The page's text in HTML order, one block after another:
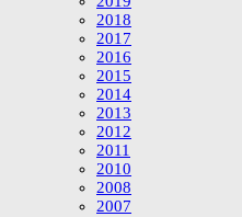
2018
2017
2016
2015
2014
2013
2012
2011
2010
2008
2007